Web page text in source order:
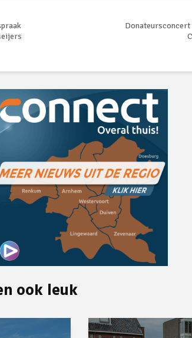
Donateursconcert
ook leuk